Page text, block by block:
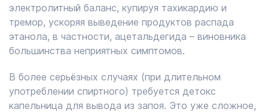
электролитный баланс, купируя тахикардию и
тремор, ускоряя выведение продуктов распада
этанола, в частности, ацетальдегида – виновника
большинства неприятных симптомов.
В более серьёзных случаях (при длительном
употреблении спиртного) требуется детокс
капельница для вывода из запоя. Это уже сложное,